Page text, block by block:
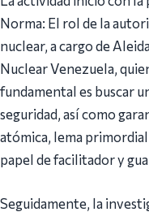
Norma: El rol de la
nuclear, a cargo de
Nuclear Venezuela,
fundamental es buscar
seguridad, así como
atómica, lema
papel de facilitador y
Seguidamente, la